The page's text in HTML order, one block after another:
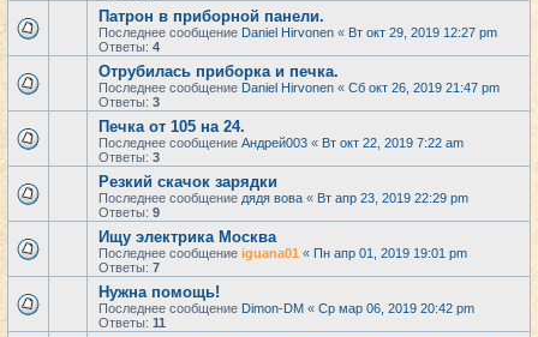
Патрон в приборной панели.
Последнее сообщение Daniel Hirvonen « Вт окт 29, 2019 12:27 pm
Ответы: 4
Отрубилась приборка и печка.
Последнее сообщение Daniel Hirvonen « Сб окт 26, 2019 21:47 pm
Ответы: 3
Печка от 105 на 24.
Последнее сообщение Андрей003 « Вт окт 22, 2019 7:22 am
Ответы: 3
Резкий скачок зарядки
Последнее сообщение дядя вова « Вт апр 23, 2019 22:29 pm
Ответы: 9
Ищу электрика Москва
Последнее сообщение iguana01 « Пн апр 01, 2019 19:01 pm
Ответы: 7
Нужна помощь!
Последнее сообщение Dimon-DM « Ср мар 06, 2019 20:42 pm
Ответы: 11